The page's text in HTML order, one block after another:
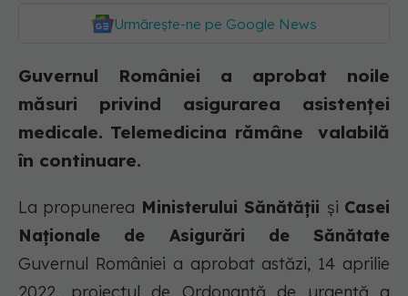
Urmărește-ne pe Google News
Guvernul României a aprobat noile
măsuri privind asigurarea asistenței
medicale. Telemedicina rămâne valabilă
în continuare.
La propunerea Ministerului Sănătății și Casei
Naționale de Asigurări de Sănătate
Guvernul României a aprobat astăzi, 14 aprilie